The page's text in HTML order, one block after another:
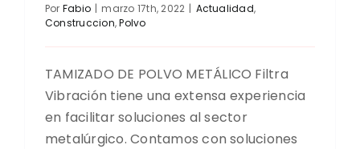
DESCARGAS
Por Fabio | marzo 17th, 2022 | Actualidad,
Construccion,Polvo
TAMIZADO DE POLVO METÁLICO Filtra
Vibración tiene una extensa experiencia
en facilitar soluciones al sector
metalúrgico. Contamos con soluciones